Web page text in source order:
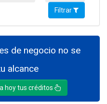
Filtrar
de negocio no se
alcance
hoy tus créditos